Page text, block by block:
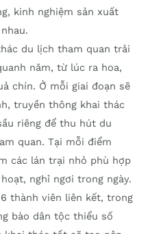
kinh nghiệm sản xuất
du lịch tham quan trải
năm, từ lúc ra hoa,
chín. Ở mỗi giai đoạn sẽ
truyền thông khai thác
riêng để thu hút du
quan. Tại mỗi điểm
các lán trại nhỏ phù hợp
nghỉ ngơi trong ngày.
thành viên liên kết, trong
bào dân tộc thiểu số